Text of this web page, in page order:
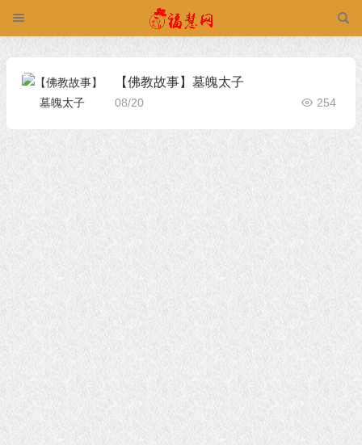
【佛教故事】墓魄太子
08/20 254